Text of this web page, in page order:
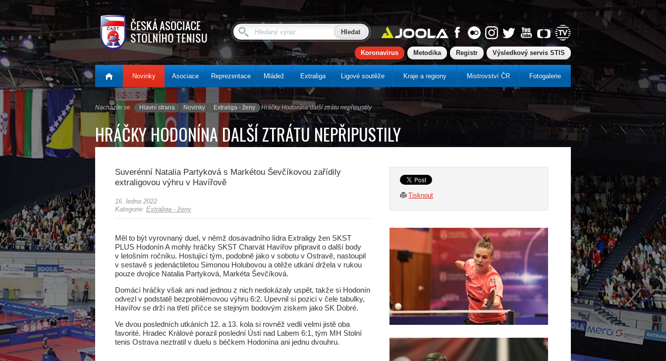
Koronavirus Metodika Registr Výsledkový servis STIS
. Novinky Asociace Reprezentace Mládež Extraliga Ligové soutěže Kraje a regiony Mistrovství ČR Fotogalerie
Nacházíte se Hlavní strana Novinky Extraliga - ženy Hráčky Hodonína další ztrátu nepřipustily
HRÁČKY HODONÍNA DALŠÍ ZTRÁTU NEPŘIPUSTILY
Suverénní Natalia Partyková s Markétou Ševčíkovou zařídily
extraligovou výhru v Havířově
16. ledna 2022
Kategorie: Extraliga - ženy
Měl to být vyrovnaný duel, v němž dosavadního lídra Extraligy žen SKST
PLUS Hodonín A mohly hráčky SKST Charvát Havířov připravit o další body
v letošním ročníku. Hostující tým, podobně jako v sobotu v Ostravě, nastoupil
v sestavě s jedenáctiletou Simonou Holubovou a otěže utkání držela v rukou
pouze dvojice Natalia Partyková, Markéta Ševčíková.
Domácí hráčky však ani nad jednou z nich nedokázaly uspět, takže si Hodonín
odvezl v podstatě bezproblémovou výhru 6:2. Upevnil si pozici v čele tabulky,
Havířov se drží na třetí příčce se stejným bodovým ziskem jako SK Dobré.
Ve dvou posledních utkáních 12. a 13. kola si rovněž vedli velmi jistě oba
favorité. Hradec Králové porazil poslední Ústí nad Labem 6:1, tým MH Stolní
tenis Ostrava neztratil v duelu s béčkem Hodonína ani jednu dvouhru.
Tisknout